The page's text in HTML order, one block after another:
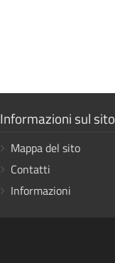
Mostra
link
Informazioni sul sito
Mappa del sito
Contatti
Informazioni